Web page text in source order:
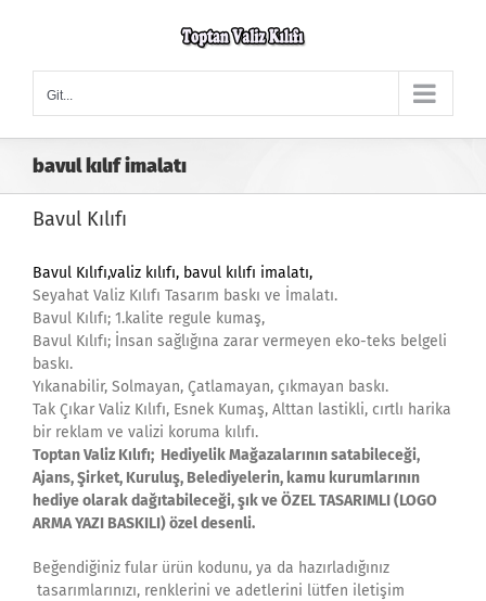
Git...
bavul kılıf imalatı
Bavul Kılıfı
Bavul Kılıfı,valiz kılıfı, bavul kılıfı imalatı,
Seyahat Valiz Kılıfı Tasarım baskı ve İmalatı.
Bavul Kılıfı; 1.kalite regule kumaş,
Bavul Kılıfı; İnsan sağlığına zarar vermeyen eko-teks belgeli
baskı.
Yıkanabilir, Solmayan, Çatlamayan, çıkmayan baskı.
Tak Çıkar Valiz Kılıfı, Esnek Kumaş, Alttan lastikli, cırtlı harika
bir reklam ve valizi koruma kılıfı.
Toptan Valiz Kılıfı; Hediyelik Mağazalarının satabileceği,
Ajans, Şirket, Kuruluş, Belediyelerin, kamu kurumlarının
hediye olarak dağıtabileceği, şık ve ÖZEL TASARIMLI (LOGO
ARMA YAZI BASKILI) özel desenli.
Beğendiğiniz fular ürün kodunu, ya da hazırladığınız
tasarımlarınızı, renklerini ve adetlerini lütfen iletişim